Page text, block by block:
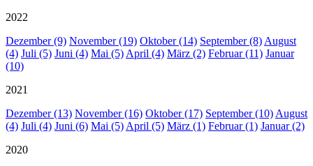
2022
Dezember (9) November (19) Oktober (14) September (8) August
(4) Juli (5) Juni (4) Mai (5) April (4) März (2) Februar (11) Januar
(10)
2021
Dezember (13) November (16) Oktober (17) September (10) August
(4) Juli (4) Juni (6) Mai (5) April (5) März (1) Februar (1) Januar (2)
2020